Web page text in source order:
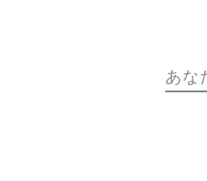
あな